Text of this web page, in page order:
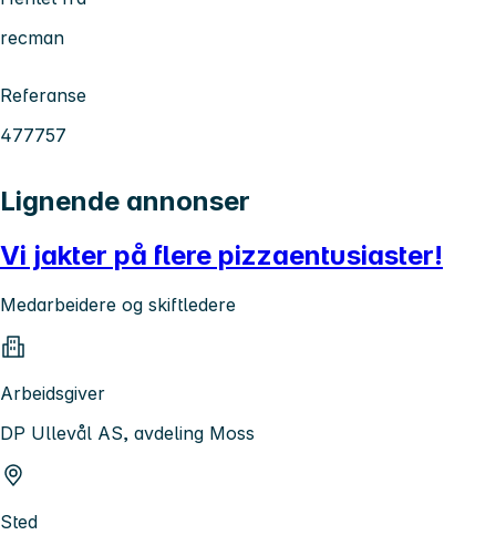
recman
Referanse
477757
Lignende annonser
Vi jakter på flere pizzaentusiaster!
Medarbeidere og skiftledere
Arbeidsgiver
DP Ullevål AS, avdeling Moss
Sted